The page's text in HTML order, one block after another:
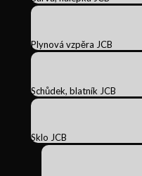
Plynová vzpěra JCB
Schůdek, blatník JCB
Sklo JCB